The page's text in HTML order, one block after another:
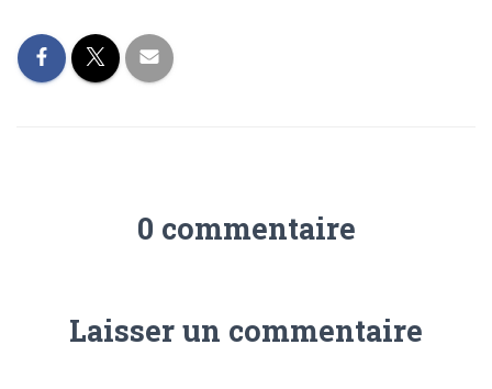
0 commentaire
Laisser un commentaire